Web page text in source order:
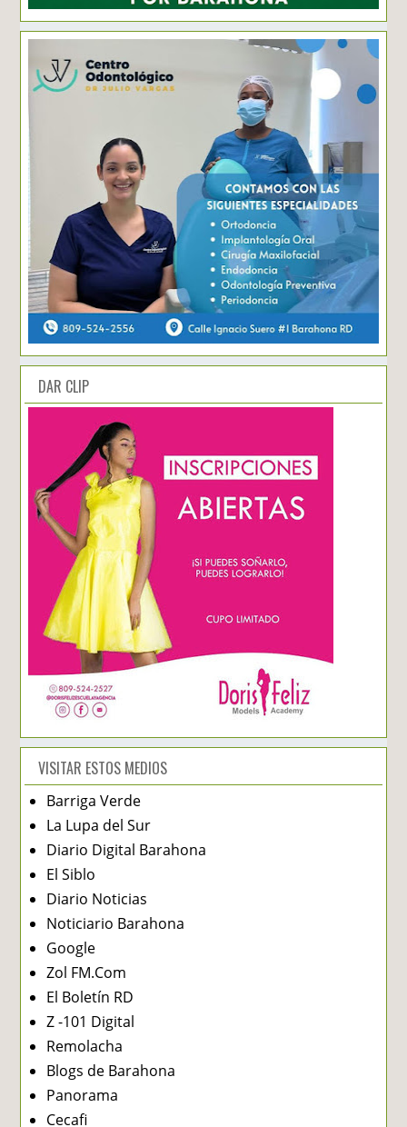
DAR CLIP
VISITAR ESTOS MEDIOS
Barriga Verde
La Lupa del Sur
Diario Digital Barahona
El Siblo
Diario Noticias
Noticiario Barahona
Google
Zol FM.Com
El Boletín RD
Z -101 Digital
Remolacha
Blogs de Barahona
Panorama
Cecafi